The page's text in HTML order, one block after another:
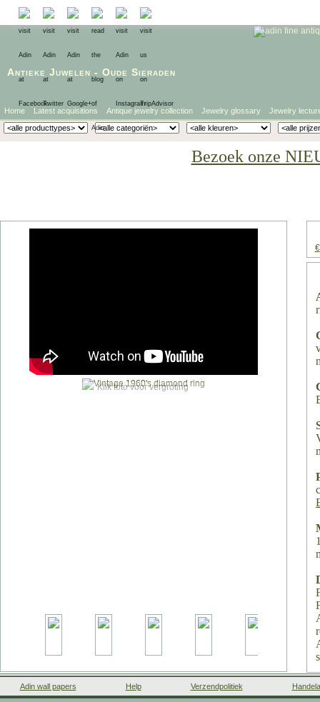
Antieke Juwelen - Oude Sieraden
Home Latest acquisitions Antique jewelry collection Jewelry glossary Jewelry
Bezoek onze
€
Klik foto voor vergroting
Adin wall papers Help Verzendpolitiek